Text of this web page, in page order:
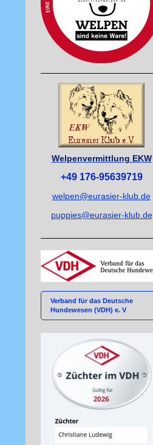
Welpenvermittlung EKW
+49 176-95639719
welpen@eurasier-klub.de
puppies@eurasier-klub.de
Verband für das Deutsche
Hundewesen (VDH) e. V